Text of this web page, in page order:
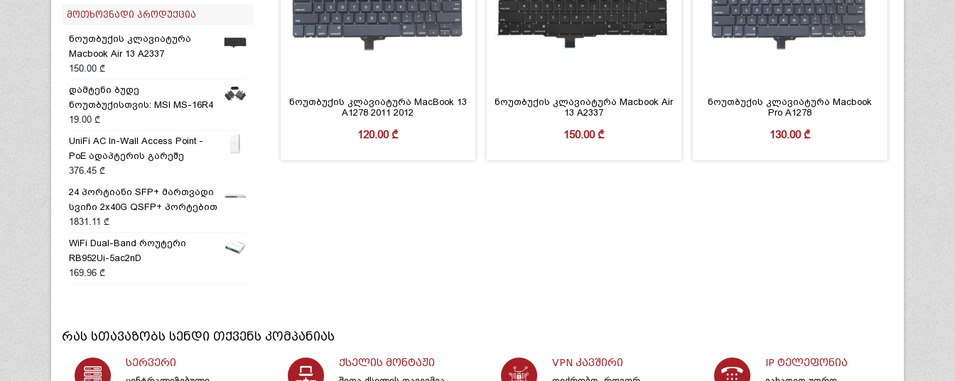
ᲛᲝᲗᲮᲝᲕᲜᲐᲓᲘ ᲞᲠᲝᲓᲣᲥᲪᲘᲐ
ნოუთბუქის კლავიატურა
Macbook Air 13 A2337
150.00 ₾
დამტენი ბუდე
ნოუთბუქისთვის: MSI MS-16R4
19.00 ₾
UniFi AC In-Wall Access Point -
PoE ადაპტერის გარეშე
376.45 ₾
24 პორტიანი SFP+ მართვადი
სვიჩი 2x40G QSFP+ პორტებით
1831.11 ₾
WiFi Dual-Band როუტერი
RB952Ui-5ac2nD
169.96 ₾
ნოუთბუქის კლავიატურა MacBook 13
A1278 2011 2012
120.00₾
ნოუთბუქის კლავიატურა Macbook Air
13 A2337
150.00₾
ნოუთბუქის კლავიატურა Macbook
Pro A1278
130.00₾
რას სთავაზობს სენდი თქვენს კომპანიას
სერვერი ქსელის მონტაჟი VPN კავშირი IP ტელეფონია